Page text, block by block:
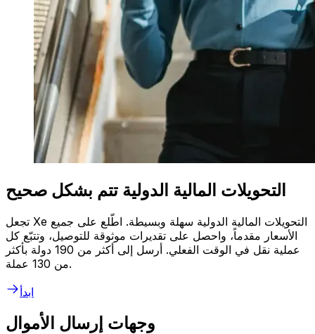
التحويلات المالية الدولية تتم بشكل صحيح
تجعل Xe التحويلات المالية الدولية سهلة وبسيطة. اطّلع على جميع
الأسعار مقدماً، واحصل على تقديرات موثوقة للتوصيل، وتتبّع كل
عملية نقل في الوقت الفعلي. أرسل إلى أكثر من 190 دولة بأكثر
من 130 عملة.
ابدأ
وجهات إرسال الأموال